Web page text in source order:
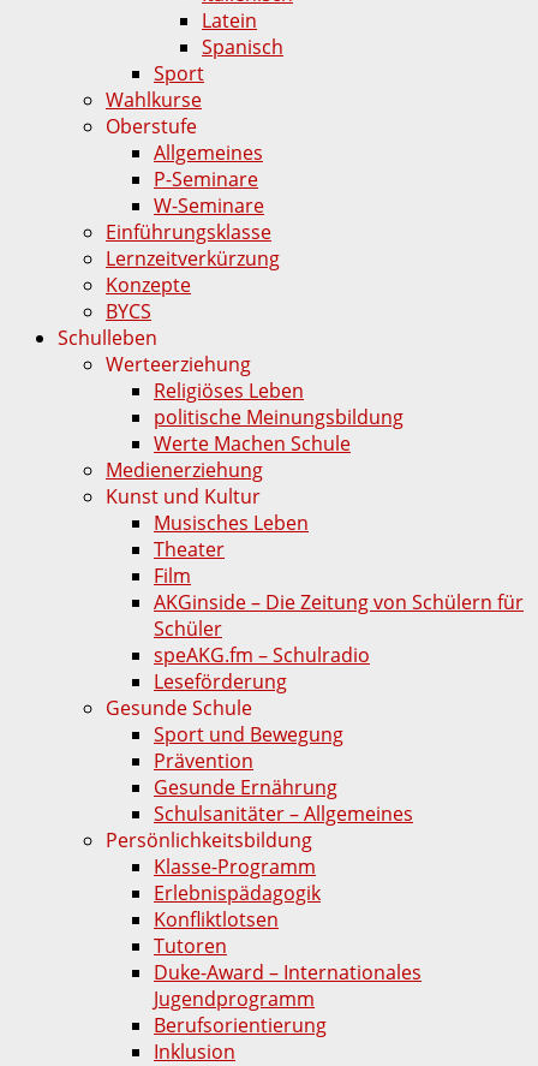
Latein
Spanisch
Sport
Wahlkurse
Oberstufe
Allgemeines
P-Seminare
W-Seminare
Einführungsklasse
Lernzeitverkürzung
Konzepte
BYCS
Schulleben
Werteerziehung
Religiöses Leben
politische Meinungsbildung
Werte Machen Schule
Medienerziehung
Kunst und Kultur
Musisches Leben
Theater
Film
AKGinside – Die Zeitung von Schülern für
Schüler
speAKG.fm – Schulradio
Leseförderung
Gesunde Schule
Sport und Bewegung
Prävention
Gesunde Ernährung
Schulsanitäter – Allgemeines
Persönlichkeitsbildung
Klasse-Programm
Erlebnispädagogik
Konfliktlotsen
Tutoren
Duke-Award – Internationales
Jugendprogramm
Berufsorientierung
Inklusion